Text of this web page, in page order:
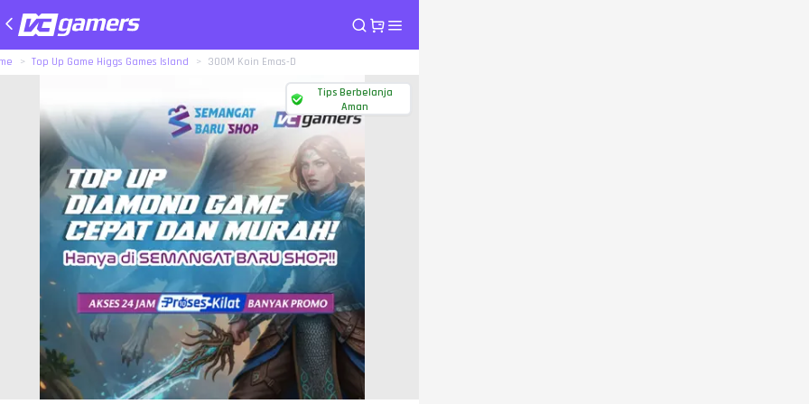
Top Up Game Higgs Games Island 300M Koin Emas-D
Tips Berbelanja
Aman